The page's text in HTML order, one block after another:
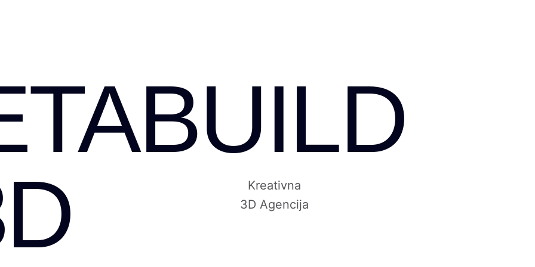
Kreativna
3D Agencija